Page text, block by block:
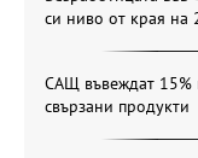
си ниво от края на
САЩ въвеждат 15%
свързани продукти